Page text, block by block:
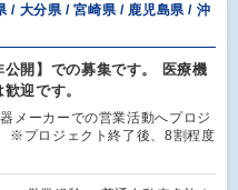
/ 大分県 / 宮崎県 / 鹿児島県 / 沖
開】での募集です。 医療機
迎です。
メーカーでの営業活動へプロジ
※プロジェクト終了後、8割程度